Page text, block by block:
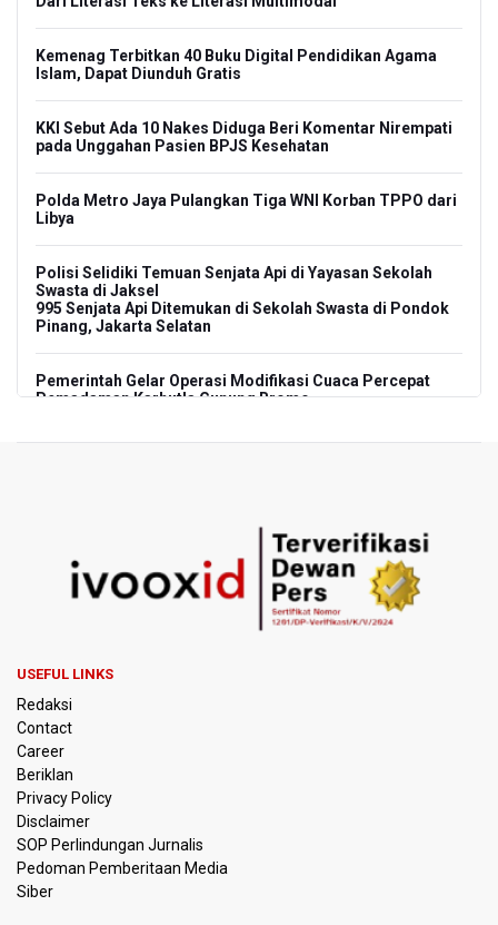
Kemenag Terbitkan 40 Buku Digital Pendidikan Agama
Islam, Dapat Diunduh Gratis
KKI Sebut Ada 10 Nakes Diduga Beri Komentar Nirempati
pada Unggahan Pasien BPJS Kesehatan
Polda Metro Jaya Pulangkan Tiga WNI Korban TPPO dari
Libya
Polisi Selidiki Temuan Senjata Api di Yayasan Sekolah
Swasta di Jaksel
995 Senjata Api Ditemukan di Sekolah Swasta di Pondok
Pinang, Jakarta Selatan
Pemerintah Gelar Operasi Modifikasi Cuaca Percepat
Pemadaman Karhutla Gunung Bromo
Kemenkeu Ambil Alih 60 Persen Saham KCIC
Anggota Komisi III DPR Usulkan Mekanisme Pra Judicial
dalam RUU Perampasan Aset
Dolar Singapura dari Bupati Kuantan Singingi Nonaktif
Evaluasi Program MBG Usai Rentetan Dugaan Keracunan
Massal
Harga Telur dan Daging Ayam Masih Tertekan,
Pemerintah Diminta Lindungi Peternak Kecil
USEFUL LINKS
Redaksi
Contact
Career
Beriklan
Privacy Policy
Disclaimer
SOP Perlindungan Jurnalis
Pedoman Pemberitaan Media
Siber